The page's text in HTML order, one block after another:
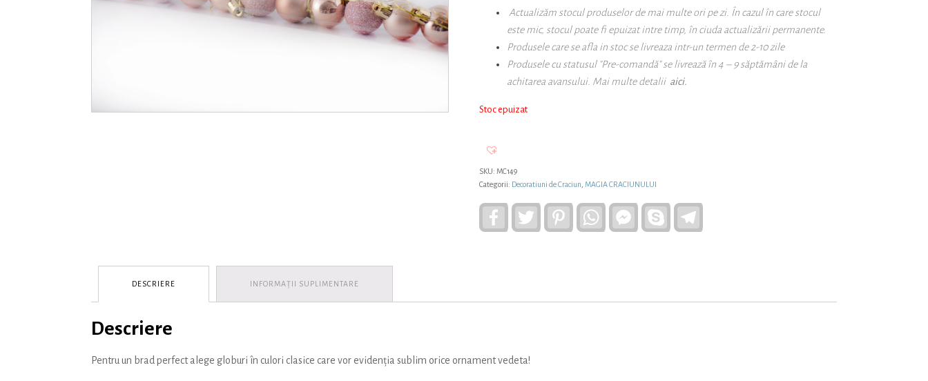
Actualizăm stocul produselor de mai multe ori pe zi. În cazul în care stocul
este mic, stocul poate fi epuizat intre timp, în ciuda actualizării permanente.
Produsele care se afla in stoc se livreaza intr-un termen de 2-10 zile
Produsele cu statusul "Pre-comandă" se livrează în 4 – 9 săptămâni de la
achitarea avansului. Mai multe detalii aici.
Stoc epuizat
SKU: MC149
Categorii: Decoratiuni de Craciun MAGIA CRACIUNULUI
FacebookTwitter Pinterest WhatsAppFacebook
Messenger
Skype
DESCRIERE INFORMAȚII SUPLIMENTARE
Descriere
Pentru un brad perfect alege globuri în culori clasice care vor evidenția sublim orice ornament vedeta!